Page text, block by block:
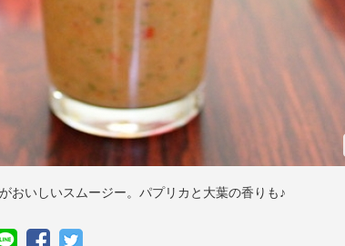
おいしいスムージー。パプリカと大葉の香りも♪